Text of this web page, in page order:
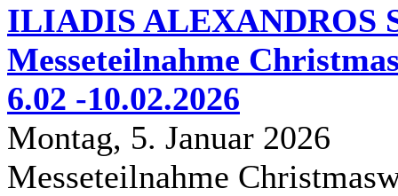
ILIADIS ALEXANDROS
Messeteilnahme
6.02 -10.02.2026
Montag, 5. Januar 2026
Messeteilnahme